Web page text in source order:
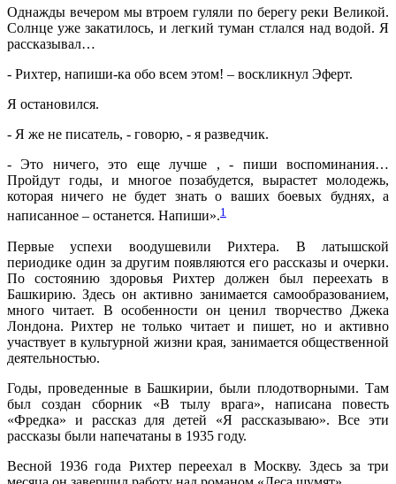
Однажды вечером мы втроем гуляли по берегу реки Великой.
Солнце уже закатилось, и легкий туман стлался над водой. Я
рассказывал…
- Рихтер, напиши-ка обо всем этом! – воскликнул Эферт.
Я остановился.
- Я же не писатель, - говорю, - я разведчик.
- Это ничего, это еще лучше , - пиши воспоминания…
Пройдут годы, и многое позабудется, вырастет молодежь,
которая ничего не будет знать о ваших боевых буднях, а
написанное – останется. Напиши».1
Первые успехи воодушевили Рихтера. В латышской
периодике один за другим появляются его рассказы и очерки.
По состоянию здоровья Рихтер должен был переехать в
Башкирию. Здесь он активно занимается самообразованием,
много читает. В особенности он ценил творчество Джека
Лондона. Рихтер не только читает и пишет, но и активно
участвует в культурной жизни края, занимается общественной
деятельностью.
Годы, проведенные в Башкирии, были плодотворными. Там
был создан сборник «В тылу врага», написана повесть
«Фредка» и рассказ для детей «Я рассказываю». Все эти
рассказы были напечатаны в 1935 году.
Весной 1936 года Рихтер переехал в Москву. Здесь за три